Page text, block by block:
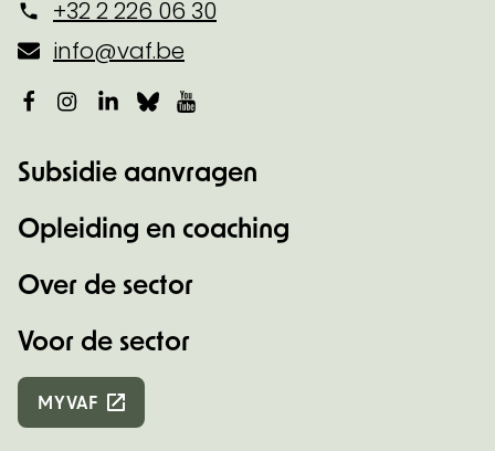
+32 2 226 06 30
info@vaf.be
Facebook
Instagram
LinkedIn
Bluesky
Subsidie aanvragen
Opleiding en coaching
Over de sector
Voor de sector
MYVAF